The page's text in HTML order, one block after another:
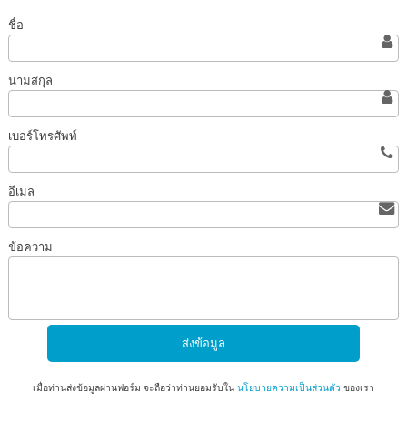
ชื่อ
นามสกุล
เบอร์โทรศัพท์
อีเมล
ข้อความ
เมื่อท่านส่งข้อมูลผ่านฟอร์ม จะถือว่าท่านยอมรับในนโยบายความเป็นส่วนตัว ของเรา